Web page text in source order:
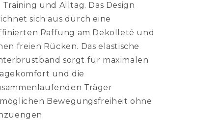
Training und Alltag. Das Design
sich aus durch eine
Raffung am Dekolleté und
freien Rücken. Das elastische
sorgt für maximalen
und die
Träger
Bewegungsfreiheit ohne